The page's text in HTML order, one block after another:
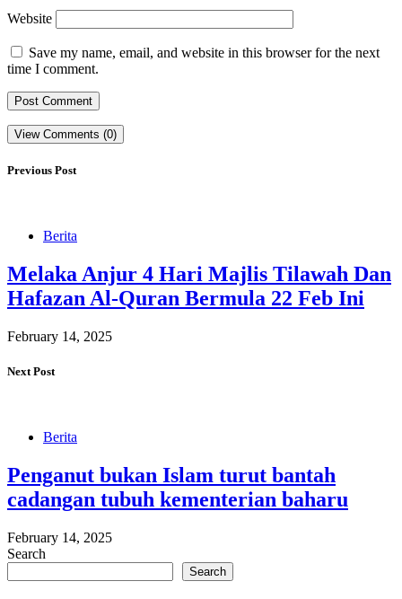
Website
Save my name, email, and website in this browser for the next
time I comment.
View Comments (0)
Previous Post
Berita
Melaka Anjur 4 Hari Majlis Tilawah Dan
Hafazan Al-Quran Bermula 22 Feb Ini
February 14, 2025
Next Post
Berita
Penganut bukan Islam turut bantah
cadangan tubuh kementerian baharu
February 14, 2025
Search
Search